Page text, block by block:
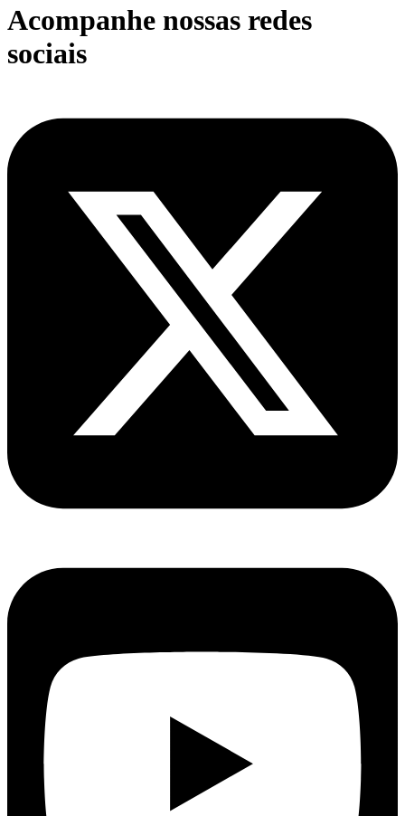
Acompanhe nossas redes
sociais